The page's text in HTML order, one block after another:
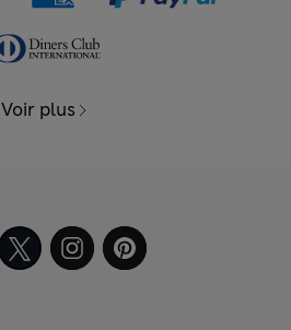
Voir plus